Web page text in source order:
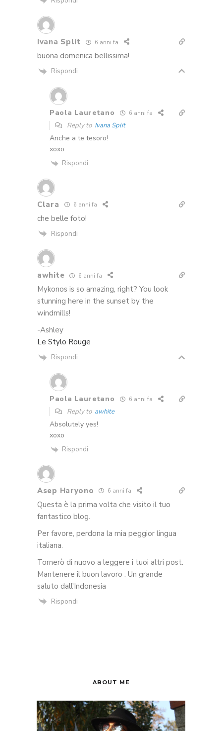
Ivana Split 6 anni fa
buona domenica bellissima!
Rispondi
Paola Lauretano 6 anni fa
Reply to Ivana Split
Anche a te tesoro!
xoxo
Rispondi
Clara 6 anni fa
che belle foto!
Rispondi
awhite 6 anni fa
Mykonos is so amazing, right? You look
stunning here in the sunset by the
windmills!
-Ashley
Le Stylo Rouge
Rispondi
Paola Lauretano 6 anni fa
Reply to awhite
Absolutely yes!
xoxo
Rispondi
Asep Haryono 6 anni fa
Questa è la prima volta che visito il tuo
fantastico blog.
Per favore, perdona la mia peggior lingua
italiana.
Tornerò di nuovo a leggere i tuoi altri post.
Mantenere il buon lavoro . Un grande
saluto dall'Indonesia
Rispondi
ABOUT ME